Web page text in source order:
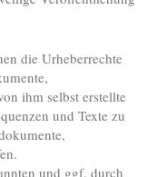
die Urheberrechte
ihm selbst erstellte
und Texte zu
und ggf. durch